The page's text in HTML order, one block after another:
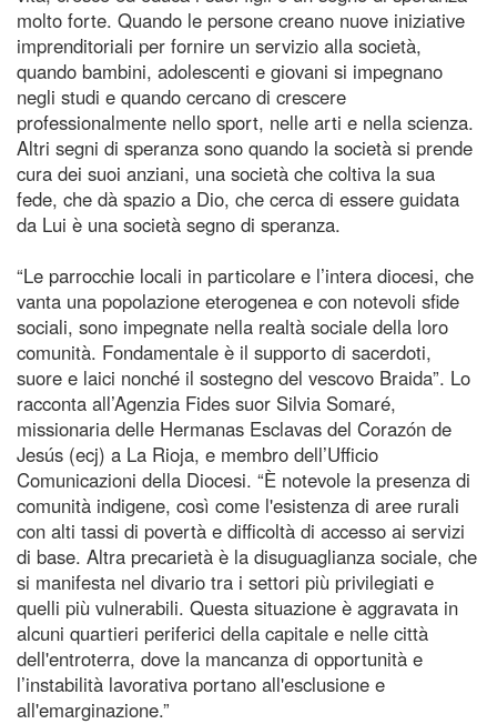
molto forte. Quando le persone creano nuove iniziative
imprenditoriali per fornire un servizio alla società,
quando bambini, adolescenti e giovani si impegnano
negli studi e quando cercano di crescere
professionalmente nello sport, nelle arti e nella scienza.
Altri segni di speranza sono quando la società si prende
cura dei suoi anziani, una società che coltiva la sua
fede, che dà spazio a Dio, che cerca di essere guidata
da Lui è una società segno di speranza.
“Le parrocchie locali in particolare e l’intera diocesi, che
vanta una popolazione eterogenea e con notevoli sfide
sociali, sono impegnate nella realtà sociale della loro
comunità. Fondamentale è il supporto di sacerdoti,
suore e laici nonché il sostegno del vescovo Braida”. Lo
racconta all’Agenzia Fides suor Silvia Somaré,
missionaria delle Hermanas Esclavas del Corazón de
Jesús (ecj) a La Rioja, e membro dell’Ufficio
Comunicazioni della Diocesi. “È notevole la presenza di
comunità indigene, così come l'esistenza di aree rurali
con alti tassi di povertà e difficoltà di accesso ai servizi
di base. Altra precarietà è la disuguaglianza sociale, che
si manifesta nel divario tra i settori più privilegiati e
quelli più vulnerabili. Questa situazione è aggravata in
alcuni quartieri periferici della capitale e nelle città
dell'entroterra, dove la mancanza di opportunità e
l’instabilità lavorativa portano all'esclusione e
all'emarginazione.”